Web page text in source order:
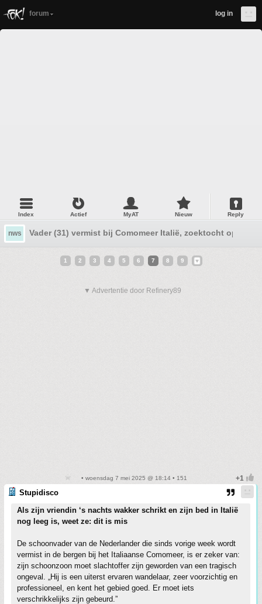
forum log in
Index Actief MyAT Nieuw Reply
nws Vader (31) vermist bij Comomeer Italië, zoektocht
1 2 3 4 5 6 7 8 9
▼ Advertentie door Refinery89
• woensdag 7 mei 2025 @ 18:14 • 151
Stupidisco
Als zijn vriendin ‘s nachts wakker schrikt en zijn bed in Italië
nog leeg is, weet ze: dit is mis
De schoonvader van de Nederlander die sinds vorige week wordt
vermist in de bergen bij het Italiaanse Comomeer, is er zeker van:
zijn schoonzoon moet slachtoffer zijn geworden van een tragisch
ongeval. „Hij is een uiterst ervaren wandelaar, zeer voorzichtig en
professioneel, en kent het gebied goed. Er moet iets
verschrikkelijks zijn gebeurd.”